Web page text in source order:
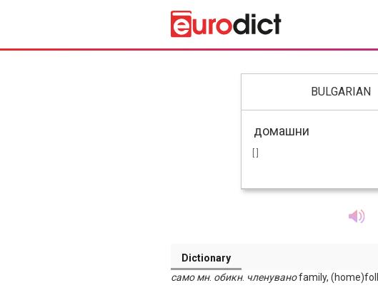
BULGARIAN
Dictionary
само мн. обикн. членуваноfamily,